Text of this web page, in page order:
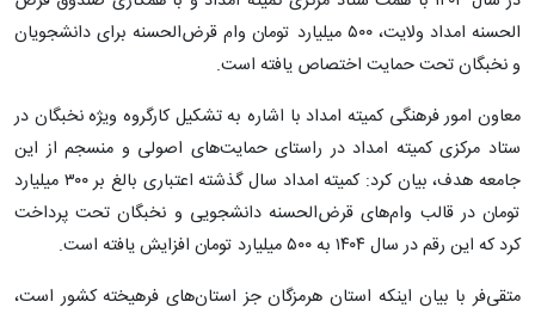
الحسنه امداد ولایت، ۵۰۰ میلیارد تومان وام قرض‌الحسنه برای دانشجویان
و نخبگان تحت حمایت اختصاص یافته است.
معاون امور فرهنگی کمیته امداد با اشاره به تشکیل کارگروه ویژه نخبگان در
ستاد مرکزی کمیته امداد در راستای حمایت‌های اصولی و منسجم از این
جامعه هدف، بیان کرد: کمیته امداد سال گذشته اعتباری بالغ بر ۳۰۰ میلیارد
تومان در قالب وام‌های قرض‌الحسنه دانشجویی و نخبگان تحت پرداخت
کرد که این رقم در سال ۱۴۰۴ به ۵۰۰ میلیارد تومان افزایش یافته است.
متقی‌فر با بیان اینکه استان هرمزگان جز استان‌های فرهیخته کشور است،